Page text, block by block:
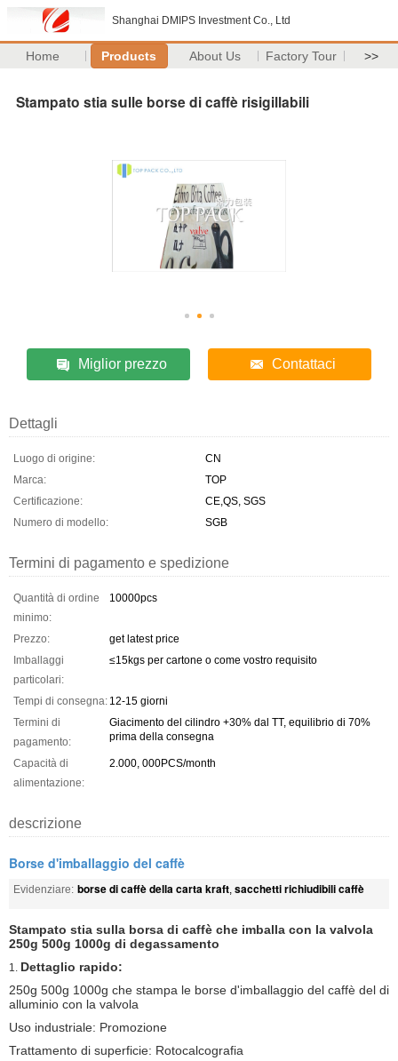
Shanghai DMIPS Investment Co., Ltd
Home Products About Us Factory Tour >>
Stampato stia sulle borse di caffè risigillabili
Miglior prezzo Contattaci
Dettagli
Luogo di origine:
CN
Marca:
TOP
Certificazione:
CE,QS, SGS
Numero di modello:
SGB
Termini di pagamento e spedizione
Quantità di ordine
minimo:
10000pcs
Prezzo:
get latest price
Imballaggi
particolari:
≤15kgs per cartone o come vostro requisito
Tempi di consegna: 12-15 giorni
Termini di
pagamento:
Giacimento del cilindro +30% dal TT, equilibrio di 70%
prima della consegna
Capacità di
alimentazione:
2.000, 000PCS/month
descrizione
Borse d'imballaggio del caffè
Evidenziare: borse di caffè della carta kraft, sacchetti richiudibili caffè
Stampato stia sulla borsa di caffè che imballa con la valvola
250g 500g 1000g di degassamento
1. Dettaglio rapido:
250g 500g 1000g che stampa le borse d'imballaggio del caffè del di
alluminio con la valvola
Uso industriale: Promozione
Trattamento di superficie: Rotocalcografia